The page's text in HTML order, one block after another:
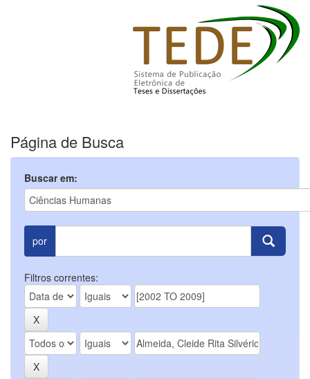
Página de Busca
Buscar em:
por
Filtros correntes: